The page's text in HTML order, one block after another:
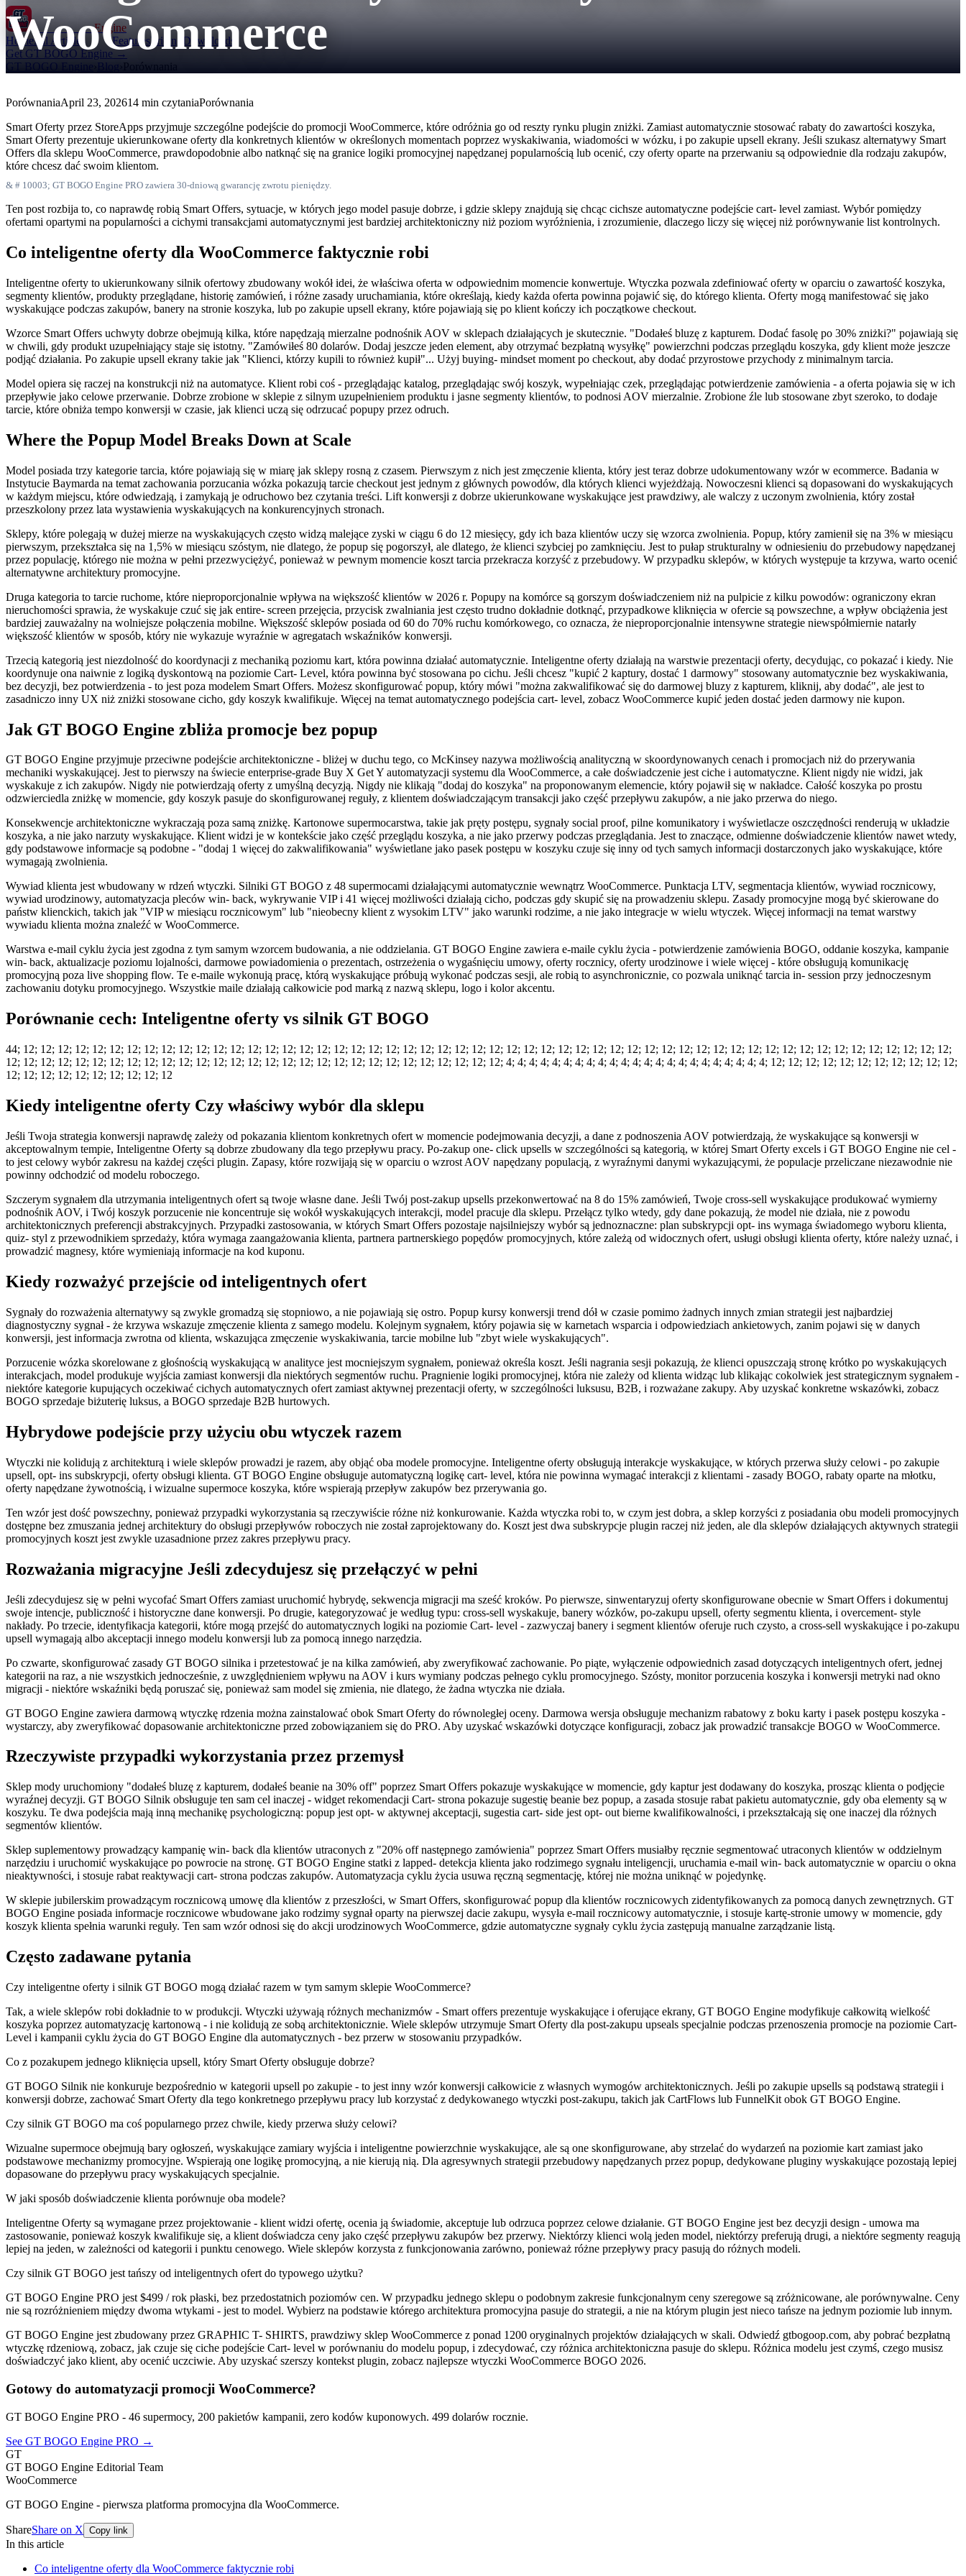
GT BOGOEngine
HomeAll Articles FeaturesPricing
Downloads
Get GT BOGO Engine →
GT BOGO Engine ›Blog ›Porównania
WooCommerce
PorównaniaApril 23, 202614 min czytaniaPorównania
Smart Oferty przez StoreApps przyjmuje szczególne podejście do promocji WooCommerce, które odróżnia go od reszty rynku plugin zniżki. Zamiast automatycznie stosować rabaty do zawartości koszyka,
Smart Oferty prezentuje ukierunkowane oferty dla konkretnych klientów w określonych momentach poprzez wyskakiwania, wiadomości w wózku, i po zakupie upsell ekrany. Jeśli szukasz alternatywy Smart
Offers dla sklepu WooCommerce, prawdopodobnie albo natknąć się na granice logiki promocyjnej napędzanej popularnością lub ocenić, czy oferty oparte na przerwaniu są odpowiednie dla rodzaju zakupów,
które chcesz dać swoim klientom.
& # 10003; GT BOGO Engine PRO zawiera 30-dniową gwarancję zwrotu pieniędzy.
Ten post rozbija to, co naprawdę robią Smart Offers, sytuacje, w których jego model pasuje dobrze, i gdzie sklepy znajdują się chcąc cichsze automatyczne podejście cart- level zamiast. Wybór pomiędzy
ofertami opartymi na popularności a cichymi transakcjami automatycznymi jest bardziej architektoniczny niż poziom wyróżnienia, i zrozumienie, dlaczego liczy się więcej niż porównywanie list kontrolnych.
Co inteligentne oferty dla WooCommerce faktycznie robi
Inteligentne oferty to ukierunkowany silnik ofertowy zbudowany wokół idei, że właściwa oferta w odpowiednim momencie konwertuje. Wtyczka pozwala zdefiniować oferty w oparciu o zawartość koszyka,
segmenty klientów, produkty przeglądane, historię zamówień, i różne zasady uruchamiania, które określają, kiedy każda oferta powinna pojawić się, do którego klienta. Oferty mogą manifestować się jako
wyskakujące podczas zakupów, banery na stronie koszyka, lub po zakupie upsell ekrany, które pojawiają się po klient kończy ich początkowe checkout.
Wzorce Smart Offers uchwyty dobrze obejmują kilka, które napędzają mierzalne podnośnik AOV w sklepach działających je skutecznie. "Dodałeś bluzę z kapturem. Dodać fasolę po 30% zniżki?" pojawiają się
w chwili, gdy produkt uzupełniający staje się istotny. "Zamówiłeś 80 dolarów. Dodaj jeszcze jeden element, aby otrzymać bezpłatną wysyłkę" powierzchni podczas przeglądu koszyka, gdy klient może jeszcze
podjąć działania. Po zakupie upsell ekrany takie jak "Klienci, którzy kupili to również kupił"... Użyj buying- mindset moment po checkout, aby dodać przyrostowe przychody z minimalnym tarcia.
Model opiera się raczej na konstrukcji niż na automatyce. Klient robi coś - przeglądając katalog, przeglądając swój koszyk, wypełniając czek, przeglądając potwierdzenie zamówienia - a oferta pojawia się w ich
przepływie jako celowe przerwanie. Dobrze zrobione w sklepie z silnym uzupełnieniem produktu i jasne segmenty klientów, to podnosi AOV mierzalnie. Zrobione źle lub stosowane zbyt szeroko, to dodaje
tarcie, które obniża tempo konwersji w czasie, jak klienci uczą się odrzucać popupy przez odruch.
Where the Popup Model Breaks Down at Scale
Model posiada trzy kategorie tarcia, które pojawiają się w miarę jak sklepy rosną z czasem. Pierwszym z nich jest zmęczenie klienta, który jest teraz dobrze udokumentowany wzór w ecommerce. Badania w
Instytucie Baymarda na temat zachowania porzucania wózka pokazują tarcie checkout jest jednym z głównych powodów, dla których klienci wyjeżdżają. Nowoczesni klienci są dopasowani do wyskakujących
w każdym miejscu, które odwiedzają, i zamykają je odruchowo bez czytania treści. Lift konwersji z dobrze ukierunkowane wyskakujące jest prawdziwy, ale walczy z uczonym zwolnienia, który został
przeszkolony przez lata wystawienia wyskakujących na konkurencyjnych stronach.
Sklepy, które polegają w dużej mierze na wyskakujących często widzą malejące zyski w ciągu 6 do 12 miesięcy, gdy ich baza klientów uczy się wzorca zwolnienia. Popup, który zamienił się na 3% w miesiącu
pierwszym, przekształca się na 1,5% w miesiącu szóstym, nie dlatego, że popup się pogorszył, ale dlatego, że klienci szybciej po zamknięciu. Jest to pułap strukturalny w odniesieniu do przebudowy napędzanej
przez populację, którego nie można w pełni przezwyciężyć, ponieważ w pewnym momencie koszt tarcia przekracza korzyść z przebudowy. W przypadku sklepów, w których występuje ta krzywa, warto ocenić
alternatywne architektury promocyjne.
Druga kategoria to tarcie ruchome, które nieproporcjonalnie wpływa na większość klientów w 2026 r. Popupy na komórce są gorszym doświadczeniem niż na pulpicie z kilku powodów: ograniczony ekran
nieruchomości sprawia, że wyskakuje czuć się jak entire- screen przejęcia, przycisk zwalniania jest często trudno dokładnie dotknąć, przypadkowe kliknięcia w ofercie są powszechne, a wpływ obciążenia jest
bardziej zauważalny na wolniejsze połączenia mobilne. Większość sklepów posiada od 60 do 70% ruchu komórkowego, co oznacza, że nieproporcjonalnie intensywne strategie niewspółmiernie natarły
większość klientów w sposób, który nie wykazuje wyraźnie w agregatach wskaźników konwersji.
Trzecią kategorią jest niezdolność do koordynacji z mechaniką poziomu kart, która powinna działać automatycznie. Inteligentne oferty działają na warstwie prezentacji oferty, decydując, co pokazać i kiedy. Nie
koordynuje ona naiwnie z logiką dyskontową na poziomie Cart- Level, która powinna być stosowana po cichu. Jeśli chcesz "kupić 2 kaptury, dostać 1 darmowy" stosowany automatycznie bez wyskakiwania,
bez decyzji, bez potwierdzenia - to jest poza modelem Smart Offers. Możesz skonfigurować popup, który mówi "można zakwalifikować się do darmowej bluzy z kapturem, kliknij, aby dodać", ale jest to
zasadniczo inny UX niż zniżki stosowane cicho, gdy koszyk kwalifikuje. Więcej na temat automatycznego podejścia cart- level, zobacz WooCommerce kupić jeden dostać jeden darmowy nie kupon.
Jak GT BOGO Engine zbliża promocje bez popup
GT BOGO Engine przyjmuje przeciwne podejście architektoniczne - bliżej w duchu tego, co McKinsey nazywa możliwością analityczną w skoordynowanych cenach i promocjach niż do przerywania
mechaniki wyskakującej. Jest to pierwszy na świecie enterprise-grade Buy X Get Y automatyzacji systemu dla WooCommerce, a całe doświadczenie jest ciche i automatyczne. Klient nigdy nie widzi, jak
wyskakuje z ich zakupów. Nigdy nie potwierdzają oferty z umyślną decyzją. Nigdy nie klikają "dodaj do koszyka" na proponowanym elemencie, który pojawił się w nakładce. Całość koszyka po prostu
odzwierciedla zniżkę w momencie, gdy koszyk pasuje do skonfigurowanej reguły, z klientem doświadczającym transakcji jako część przepływu zakupów, a nie jako przerwa do niego.
Konsekwencje architektoniczne wykraczają poza samą zniżkę. Kartonowe supermocarstwa, takie jak pręty postępu, sygnały social proof, pilne komunikatory i wyświetlacze oszczędności renderują w układzie
koszyka, a nie jako narzuty wyskakujące. Klient widzi je w kontekście jako część przeglądu koszyka, a nie jako przerwy podczas przeglądania. Jest to znaczące, odmienne doświadczenie klientów nawet wtedy,
gdy podstawowe informacje są podobne - "dodaj 1 więcej do zakwalifikowania" wyświetlane jako pasek postępu w koszyku czuje się inny od tych samych informacji dostarczonych jako wyskakujące, które
wymagają zwolnienia.
Wywiad klienta jest wbudowany w rdzeń wtyczki. Silniki GT BOGO z 48 supermocami działającymi automatycznie wewnątrz WooCommerce. Punktacja LTV, segmentacja klientów, wywiad rocznicowy,
wywiad urodzinowy, automatyzacja pleców win- back, wykrywanie VIP i 41 więcej możliwości działają cicho, podczas gdy skupić się na prowadzeniu sklepu. Zasady promocyjne mogą być skierowane do
państw klienckich, takich jak "VIP w miesiącu rocznicowym" lub "nieobecny klient z wysokim LTV" jako warunki rodzime, a nie jako integracje w wielu wtyczek. Więcej informacji na temat warstwy
wywiadu klienta można znaleźć w WooCommerce.
Warstwa e-mail cyklu życia jest zgodna z tym samym wzorcem budowania, a nie oddzielania. GT BOGO Engine zawiera e-maile cyklu życia - potwierdzenie zamówienia BOGO, oddanie koszyka, kampanie
win- back, aktualizacje poziomu lojalności, darmowe powiadomienia o prezentach, ostrzeżenia o wygaśnięciu umowy, oferty rocznicy, oferty urodzinowe i wiele więcej - które obsługują komunikację
promocyjną poza live shopping flow. Te e-maile wykonują pracę, którą wyskakujące próbują wykonać podczas sesji, ale robią to asynchronicznie, co pozwala uniknąć tarcia in- session przy jednoczesnym
zachowaniu dotyku promocyjnego. Wszystkie maile działają całkowicie pod marką z nazwą sklepu, logo i kolor akcentu.
Porównanie cech: Inteligentne oferty vs silnik GT BOGO
44; 12; 12; 12; 12; 12; 12; 12; 12; 12; 12; 12; 12; 12; 12; 12; 12; 12; 12; 12; 12; 12; 12; 12; 12; 12; 12; 12; 12; 12; 12; 12; 12; 12; 12; 12; 12; 12; 12; 12; 12; 12; 12; 12; 12; 12; 12; 12; 12; 12; 12; 12; 12; 12; 12;
12; 12; 12; 12; 12; 12; 12; 12; 12; 12; 12; 12; 12; 12; 12; 12; 12; 12; 12; 12; 12; 12; 12; 12; 12; 12; 12; 12; 12; 4; 4; 4; 4; 4; 4; 4; 4; 4; 4; 4; 4; 4; 4; 4; 4; 4; 4; 4; 4; 4; 4; 4; 12; 12; 12; 12; 12; 12; 12; 12; 12; 12; 12;
12; 12; 12; 12; 12; 12; 12; 12; 12; 12
Kiedy inteligentne oferty Czy właściwy wybór dla sklepu
Jeśli Twoja strategia konwersji naprawdę zależy od pokazania klientom konkretnych ofert w momencie podejmowania decyzji, a dane z podnoszenia AOV potwierdzają, że wyskakujące są konwersji w
akceptowalnym tempie, Inteligentne Oferty są dobrze zbudowany dla tego przepływu pracy. Po-zakup one- click upsells w szczególności są kategorią, w której Smart Oferty excels i GT BOGO Engine nie cel -
to jest celowy wybór zakresu na każdej części plugin. Zapasy, które rozwijają się w oparciu o wzrost AOV napędzany populacją, z wyraźnymi danymi wykazującymi, że populacje przeliczane niezawodnie nie
powinny odchodzić od modelu roboczego.
Szczerym sygnałem dla utrzymania inteligentnych ofert są twoje własne dane. Jeśli Twój post-zakup upsells przekonwertować na 8 do 15% zamówień, Twoje cross-sell wyskakujące produkować wymierny
podnośnik AOV, i Twój koszyk porzucenie nie koncentruje się wokół wyskakujących interakcji, model pracuje dla sklepu. Przełącz tylko wtedy, gdy dane pokazują, że model nie działa, nie z powodu
architektonicznych preferencji abstrakcyjnych. Przypadki zastosowania, w których Smart Offers pozostaje najsilniejszy wybór są jednoznaczne: plan subskrypcji opt- ins wymaga świadomego wyboru klienta,
quiz- styl z przewodnikiem sprzedaży, która wymaga zaangażowania klienta, partnera partnerskiego popędów promocyjnych, które zależą od widocznych ofert, usługi obsługi klienta oferty, które należy uznać, i
prowadzić magnesy, które wymieniają informacje na kod kuponu.
Kiedy rozważyć przejście od inteligentnych ofert
Sygnały do rozważenia alternatywy są zwykle gromadzą się stopniowo, a nie pojawiają się ostro. Popup kursy konwersji trend dół w czasie pomimo żadnych innych zmian strategii jest najbardziej
diagnostyczny sygnał - że krzywa wskazuje zmęczenie klienta z samego modelu. Kolejnym sygnałem, który pojawia się w karnetach wsparcia i odpowiedziach ankietowych, zanim pojawi się w danych
konwersji, jest informacja zwrotna od klienta, wskazująca zmęczenie wyskakiwania, tarcie mobilne lub "zbyt wiele wyskakujących".
Porzucenie wózka skorelowane z głośnością wyskakującą w analityce jest mocniejszym sygnałem, ponieważ określa koszt. Jeśli nagrania sesji pokazują, że klienci opuszczają stronę krótko po wyskakujących
interakcjach, model produkuje wyjścia zamiast konwersji dla niektórych segmentów ruchu. Pragnienie logiki promocyjnej, która nie zależy od klienta widząc lub klikając cokolwiek jest strategicznym sygnałem -
niektóre kategorie kupujących oczekiwać cichych automatycznych ofert zamiast aktywnej prezentacji oferty, w szczególności luksusu, B2B, i rozważane zakupy. Aby uzyskać konkretne wskazówki, zobacz
BOGO sprzedaje biżuterię luksus, a BOGO sprzedaje B2B hurtowych.
Hybrydowe podejście przy użyciu obu wtyczek razem
Wtyczki nie kolidują z architekturą i wiele sklepów prowadzi je razem, aby objąć oba modele promocyjne. Inteligentne oferty obsługują interakcje wyskakujące, w których przerwa służy celowi - po zakupie
upsell, opt- ins subskrypcji, oferty obsługi klienta. GT BOGO Engine obsługuje automatyczną logikę cart- level, która nie powinna wymagać interakcji z klientami - zasady BOGO, rabaty oparte na młotku,
oferty napędzane żywotnością, i wizualne supermoce koszyka, które wspierają przepływ zakupów bez przerywania go.
Ten wzór jest dość powszechny, ponieważ przypadki wykorzystania są rzeczywiście różne niż konkurowanie. Każda wtyczka robi to, w czym jest dobra, a sklep korzyści z posiadania obu modeli promocyjnych
dostępne bez zmuszania jednej architektury do obsługi przepływów roboczych nie został zaprojektowany do. Koszt jest dwa subskrypcje plugin raczej niż jeden, ale dla sklepów działających aktywnych strategii
promocyjnych koszt jest zwykle uzasadnione przez zakres przepływu pracy.
Rozważania migracyjne Jeśli zdecydujesz się przełączyć w pełni
Jeśli zdecydujesz się w pełni wycofać Smart Offers zamiast uruchomić hybrydę, sekwencja migracji ma sześć kroków. Po pierwsze, sinwentaryzuj oferty skonfigurowane obecnie w Smart Offers i dokumentuj
swoje intencje, publiczność i historyczne dane konwersji. Po drugie, kategoryzować je według typu: cross-sell wyskakuje, banery wózków, po-zakupu upsell, oferty segmentu klienta, i overcement- style
nakłady. Po trzecie, identyfikacja kategorii, które mogą przejść do automatycznych logiki na poziomie Cart- level - zazwyczaj banery i segment klientów oferuje ruch czysto, a cross-sell wyskakujące i po-zakupu
upsell wymagają albo akceptacji innego modelu konwersji lub za pomocą innego narzędzia.
Po czwarte, skonfigurować zasady GT BOGO silnika i przetestować je na kilka zamówień, aby zweryfikować zachowanie. Po piąte, wyłączenie odpowiednich zasad dotyczących inteligentnych ofert, jednej
kategorii na raz, a nie wszystkich jednocześnie, z uwzględnieniem wpływu na AOV i kurs wymiany podczas pełnego cyklu promocyjnego. Szósty, monitor porzucenia koszyka i konwersji metryki nad okno
migracji - niektóre wskaźniki będą poruszać się, ponieważ sam model się zmienia, nie dlatego, że żadna wtyczka nie działa.
GT BOGO Engine zawiera darmową wtyczkę rdzenia można zainstalować obok Smart Oferty do równoległej oceny. Darmowa wersja obsługuje mechanizm rabatowy z boku karty i pasek postępu koszyka -
wystarczy, aby zweryfikować dopasowanie architektoniczne przed zobowiązaniem się do PRO. Aby uzyskać wskazówki dotyczące konfiguracji, zobacz jak prowadzić transakcje BOGO w WooCommerce.
Rzeczywiste przypadki wykorzystania przez przemysł
Sklep mody uruchomiony "dodałeś bluzę z kapturem, dodałeś beanie na 30% off" poprzez Smart Offers pokazuje wyskakujące w momencie, gdy kaptur jest dodawany do koszyka, prosząc klienta o podjęcie
wyraźnej decyzji. GT BOGO Silnik obsługuje ten sam cel inaczej - widget rekomendacji Cart- strona pokazuje sugestię beanie bez popup, a zasada stosuje rabat pakietu automatycznie, gdy oba elementy są w
koszyku. Te dwa podejścia mają inną mechanikę psychologiczną: popup jest opt- w aktywnej akceptacji, sugestia cart- side jest opt- out bierne kwalifikowalności, i przekształcają się one inaczej dla różnych
segmentów klientów.
Sklep suplementowy prowadzący kampanię win- back dla klientów utraconych z "20% off następnego zamówienia" poprzez Smart Offers musiałby ręcznie segmentować utraconych klientów w oddzielnym
narzędziu i uruchomić wyskakujące po powrocie na stronę. GT BOGO Engine statki z lapped- detekcja klienta jako rodzimego sygnału inteligencji, uruchamia e-mail win- back automatycznie w oparciu o okna
nieaktywności, i stosuje rabat reaktywacji cart- strona podczas zakupów. Automatyzacja cyklu życia usuwa ręczną segmentację, której nie można uniknąć w pojedynkę.
W sklepie jubilerskim prowadzącym rocznicową umowę dla klientów z przeszłości, w Smart Offers, skonfigurować popup dla klientów rocznicowych zidentyfikowanych za pomocą danych zewnętrznych. GT
BOGO Engine posiada informacje rocznicowe wbudowane jako rodzimy sygnał oparty na pierwszej dacie zakupu, wysyła e-mail rocznicowy automatycznie, i stosuje kartę-stronie umowy w momencie, gdy
koszyk klienta spełnia warunki reguły. Ten sam wzór odnosi się do akcji urodzinowych WooCommerce, gdzie automatyczne sygnały cyklu życia zastępują manualne zarządzanie listą.
Często zadawane pytania
Czy inteligentne oferty i silnik GT BOGO mogą działać razem w tym samym sklepie WooCommerce?
Tak, a wiele sklepów robi dokładnie to w produkcji. Wtyczki używają różnych mechanizmów - Smart offers prezentuje wyskakujące i oferujące ekrany, GT BOGO Engine modyfikuje całkowitą wielkość
koszyka poprzez automatyzację kartonową - i nie kolidują ze sobą architektonicznie. Wiele sklepów utrzymuje Smart Oferty dla post-zakupu upseals specjalnie podczas przenoszenia promocje na poziomie Cart-
Level i kampanii cyklu życia do GT BOGO Engine dla automatycznych - bez przerw w stosowaniu przypadków.
Co z pozakupem jednego kliknięcia upsell, który Smart Oferty obsługuje dobrze?
GT BOGO Silnik nie konkuruje bezpośrednio w kategorii upsell po zakupie - to jest inny wzór konwersji całkowicie z własnych wymogów architektonicznych. Jeśli po zakupie upsells są podstawą strategii i
konwersji dobrze, zachować Smart Oferty dla tego konkretnego przepływu pracy lub korzystać z dedykowanego wtyczki post-zakupu, takich jak CartFlows lub FunnelKit obok GT BOGO Engine.
Czy silnik GT BOGO ma coś popularnego przez chwile, kiedy przerwa służy celowi?
Wizualne supermoce obejmują bary ogłoszeń, wyskakujące zamiary wyjścia i inteligentne powierzchnie wyskakujące, ale są one skonfigurowane, aby strzelać do wydarzeń na poziomie kart zamiast jako
podstawowe mechanizmy promocyjne. Wspierają one logikę promocyjną, a nie kierują nią. Dla agresywnych strategii przebudowy napędzanych przez popup, dedykowane pluginy wyskakujące pozostają lepiej
dopasowane do przepływu pracy wyskakujących specjalnie.
W jaki sposób doświadczenie klienta porównuje oba modele?
Inteligentne Oferty są wymagane przez projektowanie - klient widzi ofertę, ocenia ją świadomie, akceptuje lub odrzuca poprzez celowe działanie. GT BOGO Engine jest bez decyzji design - umowa ma
zastosowanie, ponieważ koszyk kwalifikuje się, a klient doświadcza ceny jako część przepływu zakupów bez przerwy. Niektórzy klienci wolą jeden model, niektórzy preferują drugi, a niektóre segmenty reagują
lepiej na jeden, w zależności od kategorii i punktu cenowego. Wiele sklepów korzysta z funkcjonowania zarówno, ponieważ różne przepływy pracy pasują do różnych modeli.
Czy silnik GT BOGO jest tańszy od inteligentnych ofert do typowego użytku?
GT BOGO Engine PRO jest $499 / rok płaski, bez przedostatnich poziomów cen. W przypadku jednego sklepu o podobnym zakresie funkcjonalnym ceny szeregowe są zróżnicowane, ale porównywalne. Ceny
nie są rozróżnieniem między dwoma wtykami - jest to model. Wybierz na podstawie którego architektura promocyjna pasuje do strategii, a nie na którym plugin jest nieco tańsze na jednym poziomie lub innym.
GT BOGO Engine jest zbudowany przez GRAPHIC T- SHIRTS, prawdziwy sklep WooCommerce z ponad 1200 oryginalnych projektów działających w skali. Odwiedź gtbogoop.com, aby pobrać bezpłatną
wtyczkę rdzeniową, zobacz, jak czuje się ciche podejście Cart- level w porównaniu do modelu popup, i zdecydować, czy różnica architektoniczna pasuje do sklepu. Różnica modelu jest czymś, czego musisz
doświadczyć jako klient, aby ocenić uczciwie. Aby uzyskać szerszy kontekst plugin, zobacz najlepsze wtyczki WooCommerce BOGO 2026.
Gotowy do automatyzacji promocji WooCommerce?
GT BOGO Engine PRO - 46 supermocy, 200 pakietów kampanii, zero kodów kuponowych. 499 dolarów rocznie.
See GT BOGO Engine PRO →
GT
GT BOGO Engine Editorial Team
WooCommerce
GT BOGO Engine - pierwsza platforma promocyjna dla WooCommerce.
ShareShare on X Copy link
In this article
Co inteligentne oferty dla WooCommerce faktycznie robi